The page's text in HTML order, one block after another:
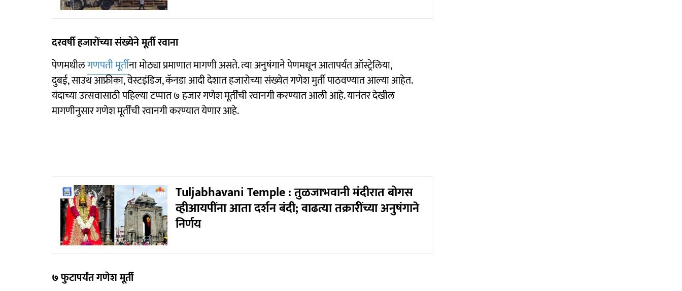
दरवर्षी हजारोंच्या संख्येने मूर्ती रवाना
पेणमधीलगणपती मूर्तीना मोठ्या प्रमाणात मागणी असते. त्या अनुषंगाने पेणमधून आतापर्यंत ऑस्ट्रेलिया,
दुबई, साउथ आफ्रीका, वेस्टइंडिज, कॅनडा आदी देशात हजारोच्या संख्येत गणेश मुर्ती पाठवण्यात आल्या आहेत.
यंदाच्या उत्सवासाठी पहिल्या टप्पात ७ हजार गणेश मूर्तींची रवानगी करण्यात आली आहे. यानंतर देखील
मागणीनुसार गणेश मूर्तींची रवानगी करण्यात येणार आहे.
Tuljabhavani Temple : तुळजाभवानी मंदीरात बोगस
व्हीआयपींना आता दर्शन बंदी; वाढत्या तक्रारींच्या अनुषंगाने
निर्णय
७ फुटापर्यंत गणेश मूर्ती